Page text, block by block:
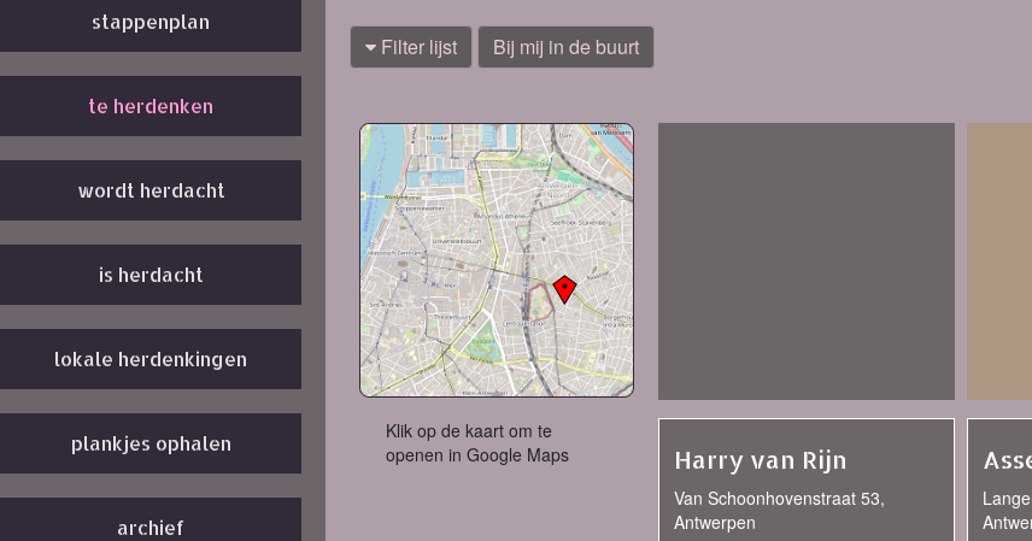
stappenplan
te herdenken
wordt herdacht
is herdacht
lokale herdenkingen
plankjes ophalen
archief
Filter lijst Bij mij in de buurt
Klik op de kaart om te
openen in Google Maps
Harry van Rijn
Van Schoonhovenstraat 53,
Antwerpen